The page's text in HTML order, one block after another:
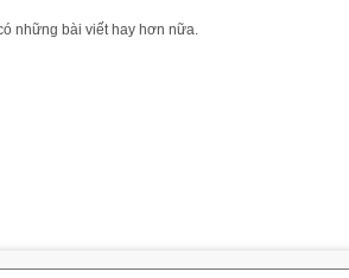
những bài viết hay hơn nữa.